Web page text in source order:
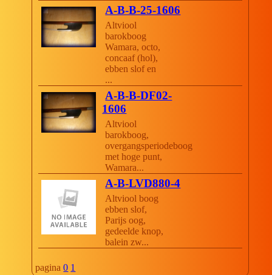
A-B-B-25-1606
Altviool
barokboog
Wamara, octo,
concaaf (hol),
ebben slof en
...
A-B-B-DF02-
1606
Altviool
barokboog,
overgangsperiodeboog
met hoge punt,
Wamara...
A-B-LVD880-4
Altviool boog
ebben slof,
Parijs oog,
gedeelde knop,
balein zw...
pagina0 1